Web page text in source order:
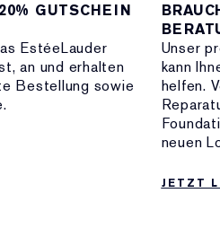
GUTSCHEIN
EstéeLauder
an und erhalten
Bestellung sowie
Unser
kann
helfen.
neuen
JETZT